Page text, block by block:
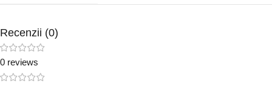
Recenzii (0)
0 reviews